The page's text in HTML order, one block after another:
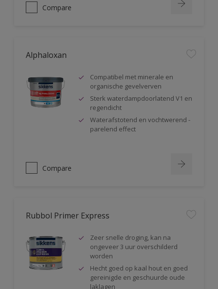
Compare
Alphaloxan
Compatibel met minerale en
organische gevelverven
Sterk waterdampdoorlatend V1 en
regendicht
Waterafstotend en vochtwerend -
parelend effect
Compare
Rubbol Primer Express
Zeer snelle droging, kan na
ongeveer 3 uur overschilderd
worden
Hecht goed op kaal hout en goed
gereinigde en geschuurde oude
laklagen